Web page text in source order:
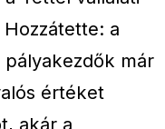
a
már
értéket
akár a